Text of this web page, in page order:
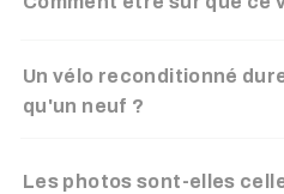
Un vélo reconditionné
qu'un neuf ?
Les photos sont-elles